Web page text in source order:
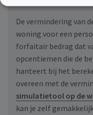
De vermindering van
woning voor een
forfaitair bedrag dat
opcentiemen die de
hanteert bij het
overeen met de
simulatietool op de
kan je zelf